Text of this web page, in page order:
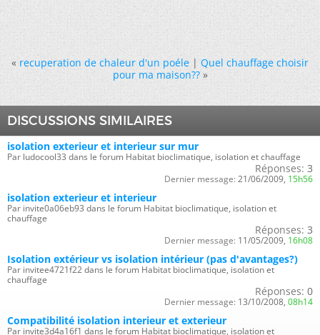
« recuperation de chaleur d'un poéle|Quel chauffage choisir
pour ma maison?? »
DISCUSSIONS SIMILAIRES
isolation exterieur et interieur sur mur
Par ludocool33 dans le forum Habitat bioclimatique, isolation et chauffage
Réponses: 3
Dernier message: 21/06/2009, 15h56
isolation exterieur et interieur
Par invite0a06eb93 dans le forum Habitat bioclimatique, isolation et
chauffage
Réponses: 3
Dernier message: 11/05/2009, 16h08
Isolation extérieur vs isolation intérieur (pas d'avantages?)
Par invitee4721f22 dans le forum Habitat bioclimatique, isolation et
chauffage
Réponses: 0
Dernier message: 13/10/2008, 08h14
Compatibilité isolation interieur et exterieur
Par invite3d4a16f1 dans le forum Habitat bioclimatique, isolation et